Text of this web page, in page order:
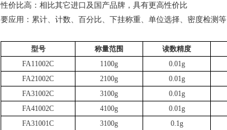
性价比高：相比其它进口及国产品牌，具有更高性价比
要应用：累计、计数、百分比、下挂称重、单位选择、密度检测等
型号 称量范围 读数精度
FA11002C
1100g 0.01g
FA21002C
2100g 0.01g
FA31002C
3100g 0.01g
FA41002C
4100g 0.01g
FA31001C
3100g 0.1g